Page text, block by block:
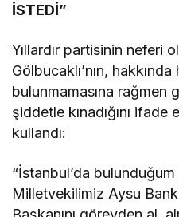
İSTEDİ”
Yıllardır partisinin neferi
Gölbucaklı’nın,
bulunmamasına rağmen
şiddetle kınadığını
kullandı:
“İstanbul’da
Milletvekilimiz Aysu